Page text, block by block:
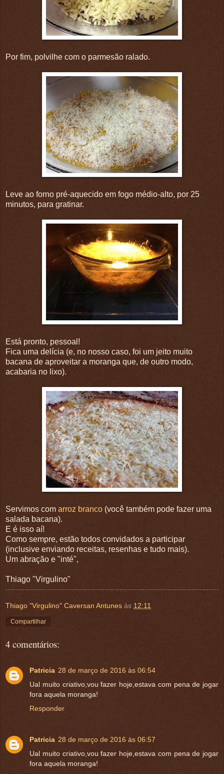
Por fim, polvilhe com o parmesão ralado.
Leve ao forno pré-aquecido em fogo médio-alto, por 25
minutos, para gratinar.
Está pronto, pessoal!
Fica uma delícia (e, no nosso caso, foi um jeito muito
bacana de aproveitar a moranga que, de outro modo,
acabaria no lixo).
Servimos com arroz branco (você também pode fazer uma
salada bacana).
E é isso aí!
Como sempre, estão todos convidados a participar
(inclusive enviando receitas, resenhas e tudo mais).
Um abração e "inté",
Thiago "Virgulino"
Thiago "Virgulino" Caversan Antunes às 12:11
Compartilhar
4 comentários:
Patricia 28 de março de 2016 às 06:54
Ual muito criativo,vou fazer hoje,estava com pena de jogar
fora aquela moranga!
Responder
Patricia 28 de março de 2016 às 06:57
Ual muito criativo,vou fazer hoje,estava com pena de jogar
fora aquela moranga!